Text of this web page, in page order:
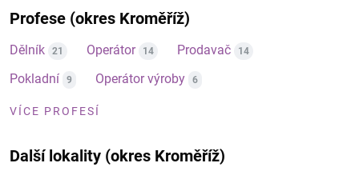
Profese (okres Kroměříž)
Dělník 21 Operátor 14 Prodavač 14
Pokladní 9 Operátor výroby 6
VÍCE PROFESÍ
Další lokality (okres Kroměříž)